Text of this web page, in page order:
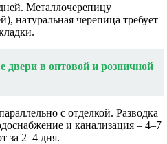
Металлочерепицу
натуральная черепица требует
двери в оптовой и розничной
с отделкой. Разводка
и канализация – 4–7
за 2–4 дня.